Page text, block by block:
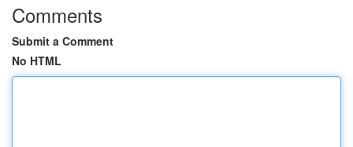
Comments
Submit a Comment
No HTML